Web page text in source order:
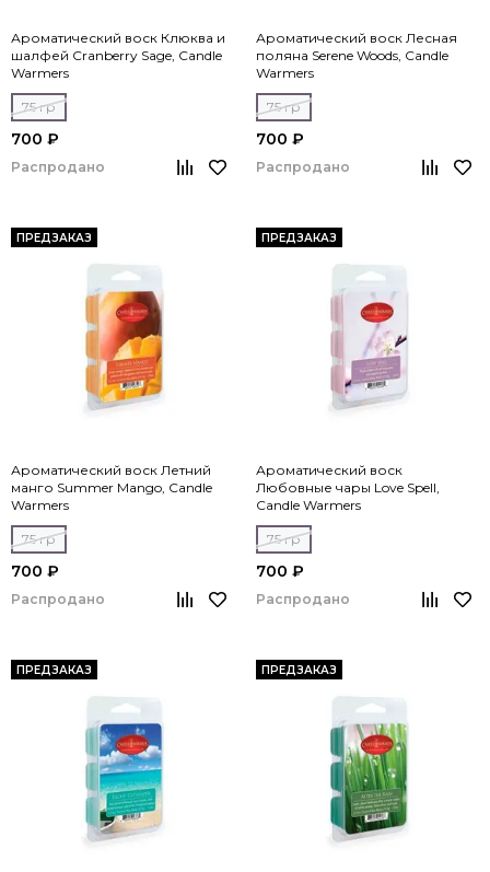
Ароматический воск Клюква и
шалфей Cranberry Sage, Candle
Warmers
75 гр
700 ₽
Распродано
Ароматический воск Лесная
поляна Serene Woods, Candle
Warmers
75 гр
700 ₽
Распродано
ПРЕДЗАКАЗ
Ароматический воск Летний
манго Summer Mango, Candle
Warmers
75 гр
700 ₽
Распродано
ПРЕДЗАКАЗ
Ароматический воск
Любовные чары Love Spell,
Candle Warmers
75 гр
700 ₽
Распродано
ПРЕДЗАКАЗ ПРЕДЗАКАЗ